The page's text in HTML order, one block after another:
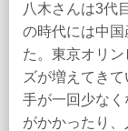
八木さんは3代
の時代には中
た。東京オリ
ズが増えてき
手が一回少な
がかかったり